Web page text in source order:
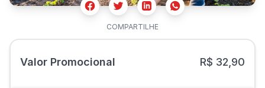
FacebookTwitterLinkedinWhatsapp
COMPARTILHE
Valor Promocional R$ 32,90